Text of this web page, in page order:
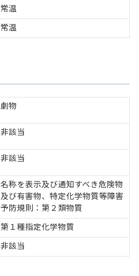
常温
常温
劇物
非該当
非該当
名称を表示及び通知すべき危険物
及び有害物、特定化学物質等障害
予防規則：第２類物質
第１種指定化学物質
非該当